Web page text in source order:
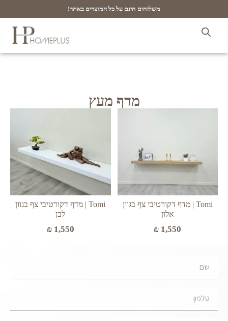
משלוחים חינם על כל המוצרים באתר!
מדף מעץ
Tomi | מדף דקורטיבי צף בגוון
אלון
₪ 1,550
Tomi | מדף דקורטיבי צף בגוון
לבן
₪1,550